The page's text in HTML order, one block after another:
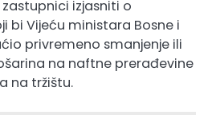
izjasniti o
bi Vijeću ministara Bosne i
privremeno smanjenje ili
na naftne prerađevine
na tržištu.